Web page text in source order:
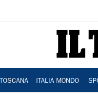
TOSCANA ITALIA MONDO